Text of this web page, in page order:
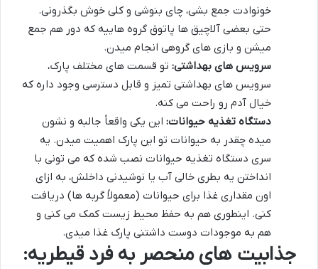
خونوادت جمع بشی، چای بنوشی و کلی خوش بگذرونی.
حتی بعضی آلاچیق ها پاتوق گروه هاییه که دور هم جمع
میشن و بازی های گروهی انجام میدن.
سرویس های بهداشتی: تو قسمت های مختلف پارک،
سرویس های بهداشتی تمیز و قابل دسترسی وجود داره که
خیال آدم رو راحت می کنه.
دستگاه تغذیه حیوانات: این یکی واقعاً جالبه و نشون
میده چقدر به حیوانات تو این پارک اهمیت میدن. یه
سری دستگاه تغذیه حیوانات نصب شده که می تونی با
انداختن یه بطری خالی آب یا نوشیدنی داخلش، به ازای
اون مقداری غذا برای حیوانات (معمولاً گربه ها) دریافت
کنی. اینطوری هم به حفظ محیط زیست کمک می کنی و
هم به موجودات دوست داشتنی پارک غذا میدی.
جذابیت های منحصر به فرد قیطریه: